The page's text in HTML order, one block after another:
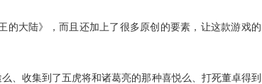
的大陆》，而且还加上了很多原创的要素，让这款游戏的
、收集到了五虎将和诸葛亮的那种喜悦么、打死董卓得到